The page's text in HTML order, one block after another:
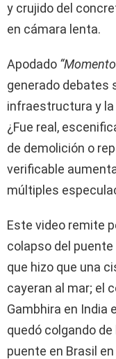
y crujido del
en cámara lenta.
Apodado
generado debates
infraestructura y
¿Fue real,
de demolición o
verificable
múltiples
Este video remite
colapso del puente
que hizo que una
cayeran al mar; el
Gambhira en India
quedó colgando
puente en Brasil